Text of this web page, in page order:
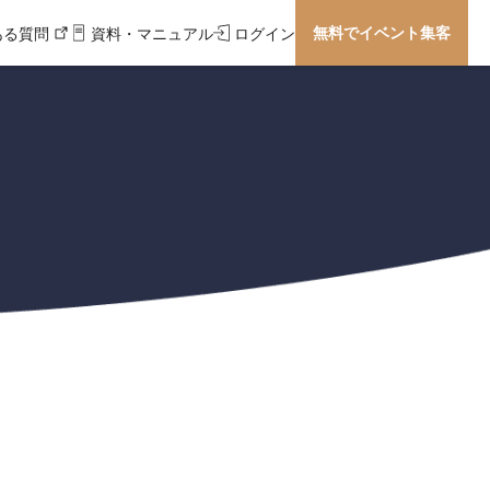
質問 資料・マニュアル ログイン 無料でイベント集客